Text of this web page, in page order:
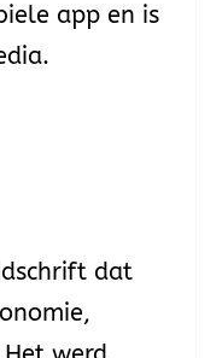
app en is
dat